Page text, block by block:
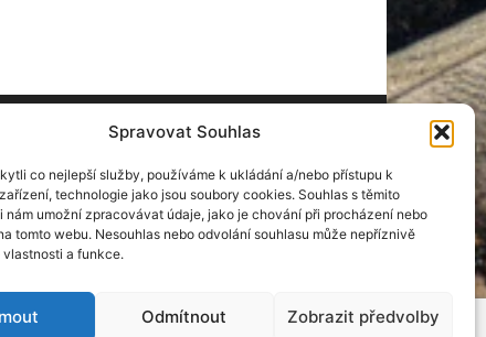
Spravovat Souhlas
co nejlepší služby, používáme k ukládání a/nebo přístupu k
technologie jako jsou soubory cookies. Souhlas s těmito
nám umožní zpracovávat údaje, jako je chování při procházení nebo
tomto webu. Nesouhlas nebo odvolání souhlasu může nepříznivě
a funkce.
Odmítnout Zobrazit předvolby